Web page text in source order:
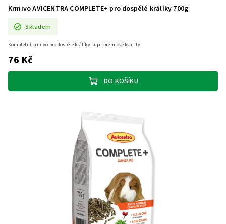
Krmivo AVICENTRA COMPLETE+ pro dospělé králíky 700g
Skladem
76 Kč
DO KOŠÍKU
Kompletní krmivo pro dospělé králíky superprémiové kvality